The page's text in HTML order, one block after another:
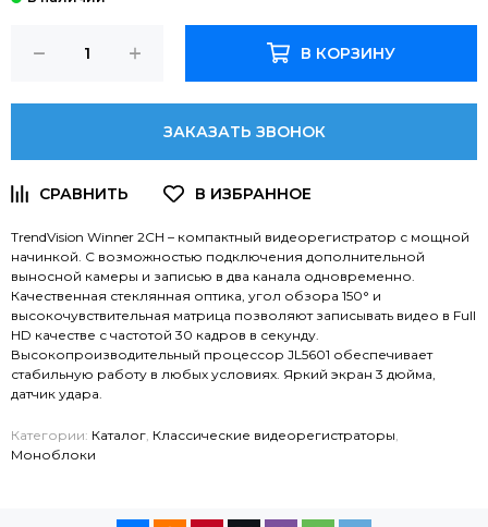
В КОРЗИНУ
ЗАКАЗАТЬ ЗВОНОК
TrendVision Winner 2CH – компактный видеорегистратор с мощной
начинкой. С возможностью подключения дополнительной
выносной камеры и записью в два канала одновременно.
Качественная стеклянная оптика, угол обзора 150° и
высокочувствительная матрица позволяют записывать видео в Full
HD качестве с частотой 30 кадров в секунду.
Высокопроизводительный процессор JL5601 обеспечивает
стабильную работу в любых условиях. Яркий экран 3 дюйма,
датчик удара.
Категории: Каталог Классические видеорегистраторы
Моноблоки